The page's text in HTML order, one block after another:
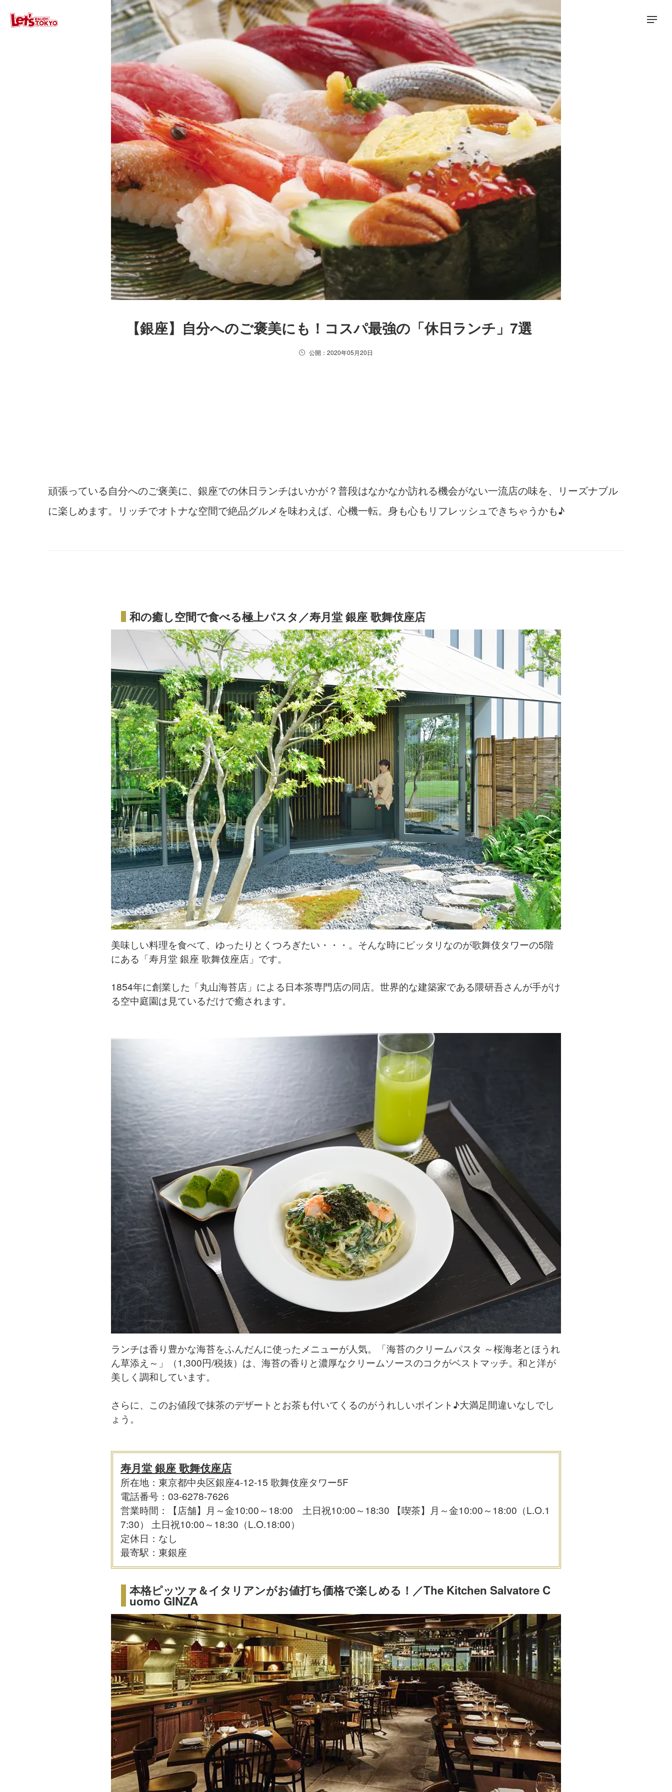
【銀座】自分へのご褒美にも！コスパ最強の「休日ランチ」7選
公開：2020年05月20日
頑張っている自分へのご褒美に、銀座での休日ランチはいかが？普段はなかなか訪れる機会がない一流店の味を、リーズナブル
に楽しめます。リッチでオトナな空間で絶品グルメを味わえば、心機一転。身も心もリフレッシュできちゃうかも♪
和の癒し空間で食べる極上パスタ／寿月堂 銀座 歌舞伎座店
美味しい料理を食べて、ゆったりとくつろぎたい・・・。そんな時にピッタリなのが歌舞伎タワーの5階
にある「寿月堂 銀座 歌舞伎座店」です。
1854年に創業した「丸山海苔店」による日本茶専門店の同店。世界的な建築家である隈研吾さんが手がけ
る空中庭園は見ているだけで癒されます。
ランチは香り豊かな海苔をふんだんに使ったメニューが人気。「海苔のクリームパスタ ～桜海老とほうれ
ん草添え～」（1,300円/税抜）は、海苔の香りと濃厚なクリームソースのコクがベストマッチ。和と洋が
美しく調和しています。
さらに、このお値段で抹茶のデザートとお茶も付いてくるのがうれしいポイント♪大満足間違いなしでし
ょう。
寿月堂 銀座 歌舞伎座店
所在地：東京都中央区銀座4-12-15 歌舞伎座タワー5F
電話番号：03-6278-7626
営業時間：【店舗】月～金10:00～18:00 土日祝10:00～18:30 【喫茶】月～金10:00～18:00（L.O.1
7:30） 土日祝10:00～18:30（L.O.18:00）
定休日：なし
最寄駅：東銀座
本格ピッツァ＆イタリアンがお値打ち価格で楽しめる！／The Kitchen Salvatore C
uomo GINZA